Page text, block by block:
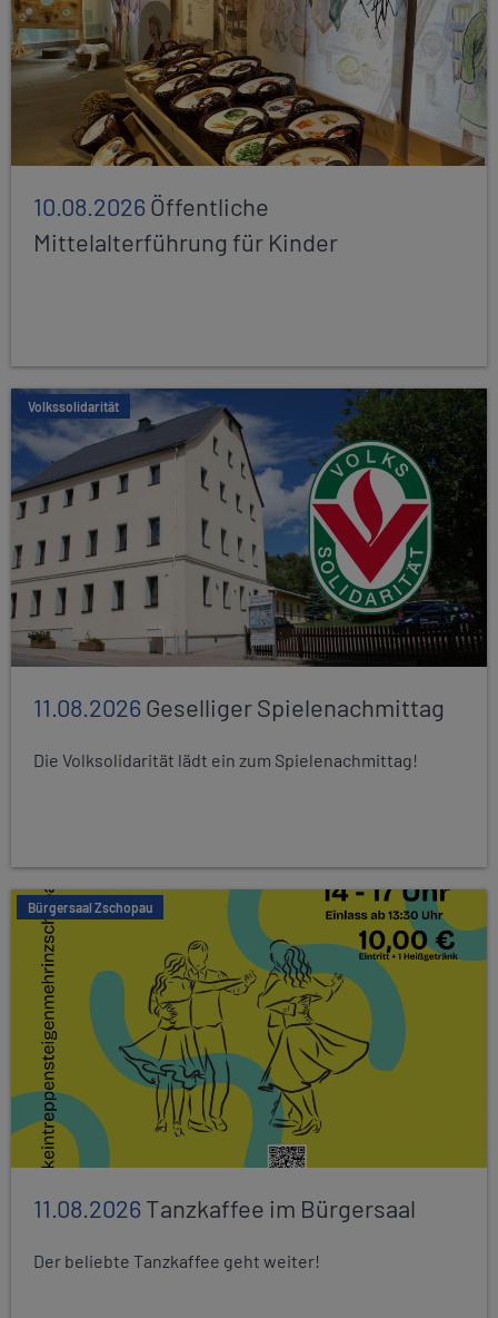
10.08.2026Öffentliche
Mittelalterführung für Kinder
Volkssolidarität
11.08.2026Geselliger Spielenachmittag
Die Volksolidarität lädt ein zum Spielenachmittag!
Bürgersaal Zschopau
11.08.2026Tanzkaffee im Bürgersaal
Der beliebte Tanzkaffee geht weiter!